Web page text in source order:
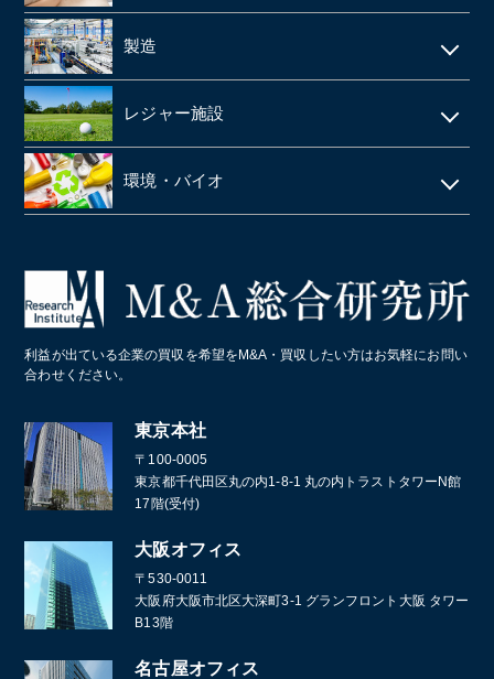
動物病院
歯科
眼科クリニック
医薬品卸
障害者施設 ・就労継続支援施設
清酒酒造・酒蔵
お弁当・惣菜屋
給食・テイクアウト・配達飲食
ラーメン屋
居酒屋
スーパーマーケット
FC(フランチャイズ加盟店)
ドラッグストア
LPガス
警備
エステサロン
ネイルサロン
税理士事務所・会計事務所
コールセンター
スポーツクラブ・フィットネスクラブ
葬儀
製造
印刷
塗料・塗料卸売メーカー
段ボール
造船業・重機・プラント業界
レジャー施設
ゴルフ場
クライミングジム・ボルダリングジム
環境・バイオ
利益が出ている企業の買収を希望をM&A・買収したい方はお気軽にお問い
合わせください。
東京本社
〒100-0005
東京都千代田区丸の内1-8-1 丸の内トラストタワーN館
17階(受付)
大阪オフィス
〒530-0011
大阪府大阪市北区大深町3-1 グランフロント大阪 タワー
B13階
名古屋オフィス